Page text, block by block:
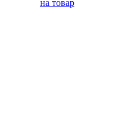
на товар